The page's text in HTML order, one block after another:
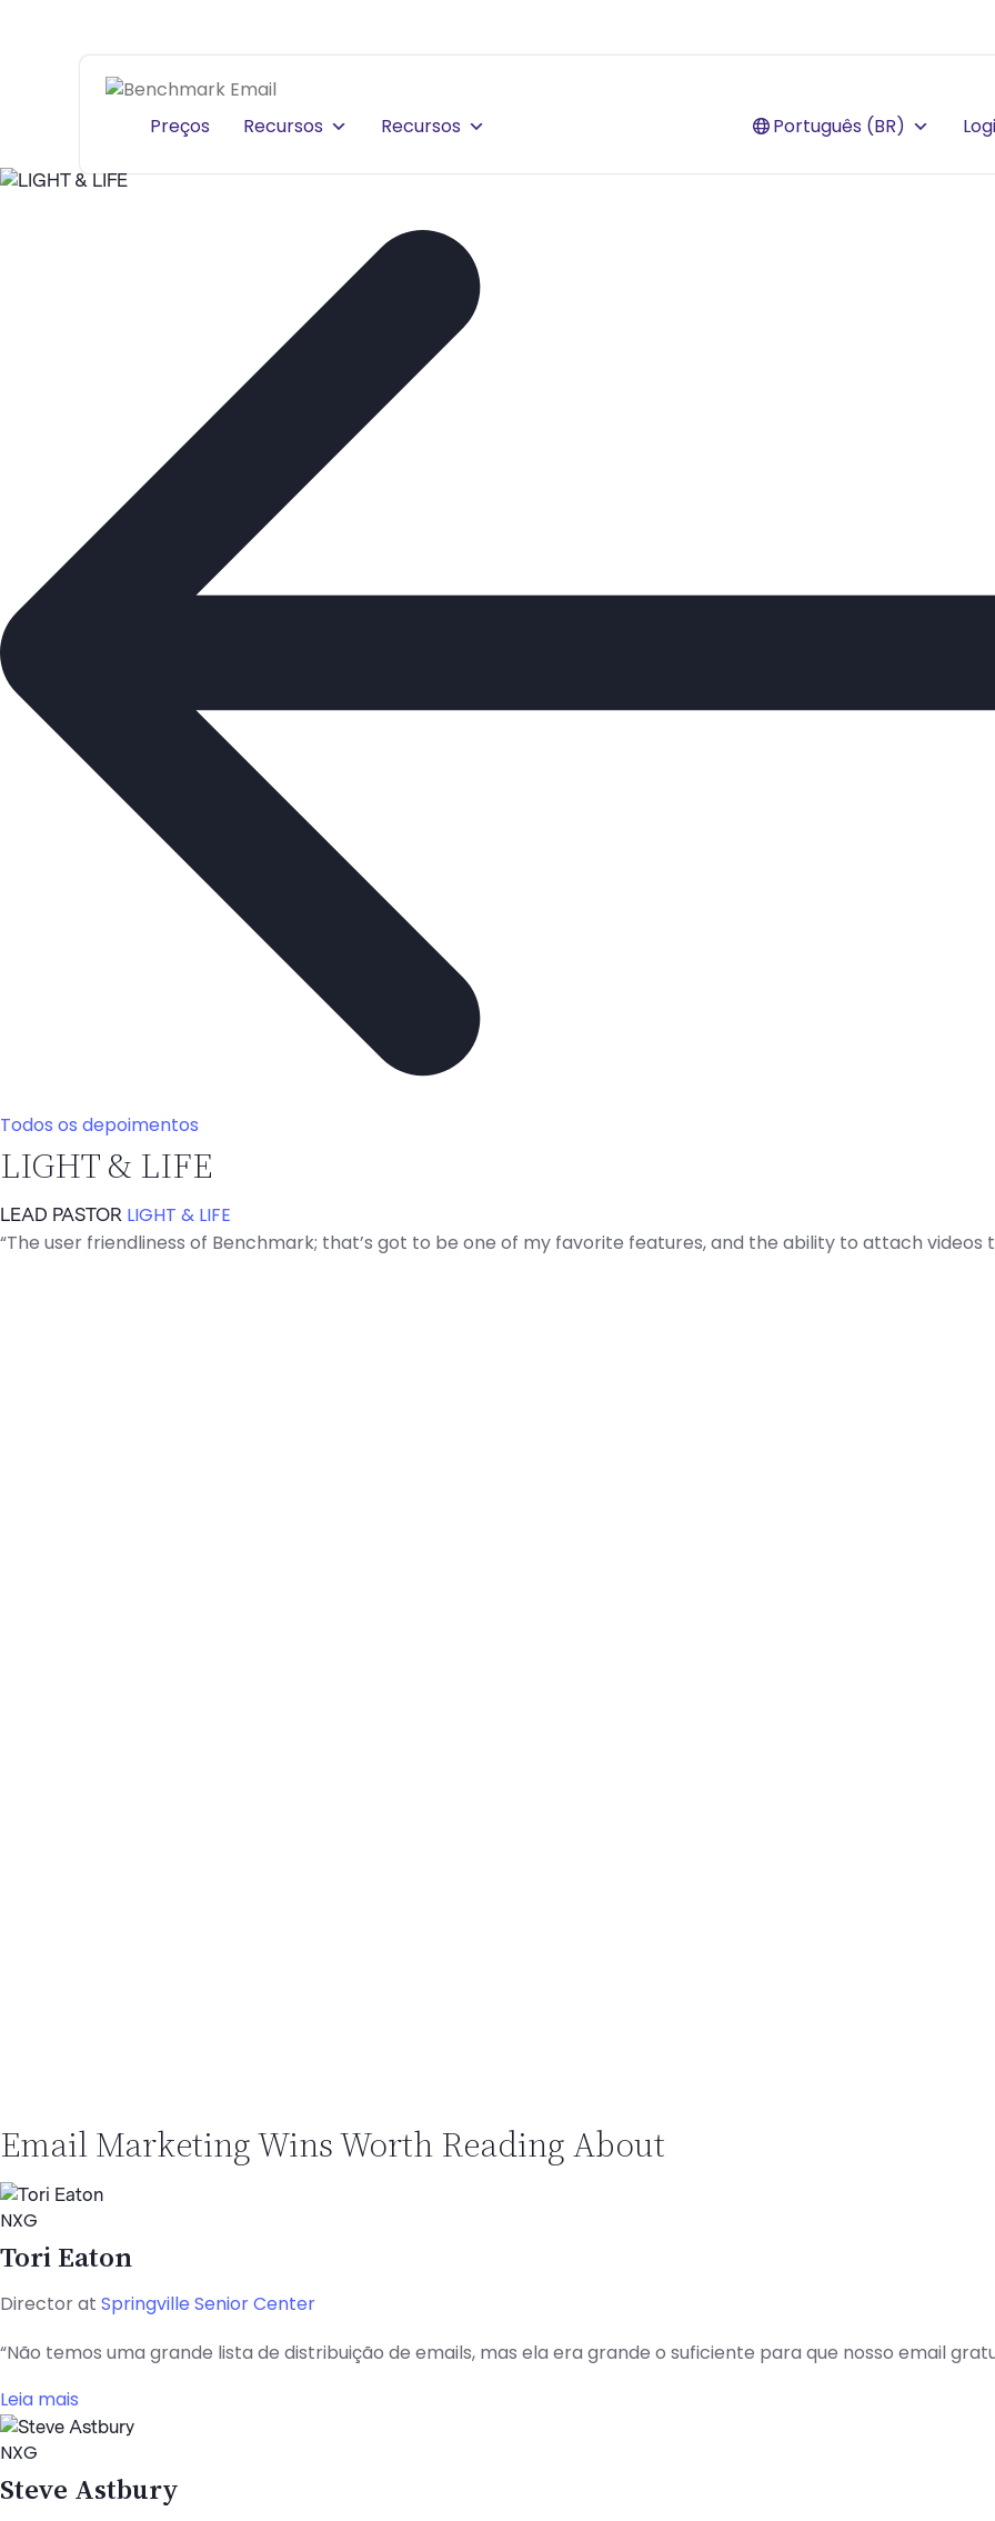
Preços Recursos Recursos Português (BR)
Todos os depoimentos
LIGHT & LIFE
LEAD PASTOR LIGHT & LIFE
“The user friendliness of Benchmark; that’s got to be one of my favorite features, and the ability to attach videos
Email Marketing Wins Worth Reading About
NXG
Tori Eaton
Director at Springville Senior Center
“Não temos uma grande lista de distribuição de emails, mas ela era grande o suficiente para que nosso email
Leia mais
NXG
Steve Astbury